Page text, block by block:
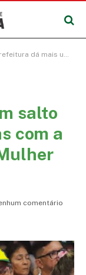
dá mais um salto nas políticas públicas com a entrega da Casa da Mulher Barcarena
salto
com a
comentário